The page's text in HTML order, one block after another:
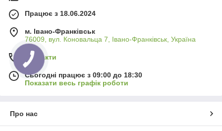
Працює з 18.06.2024
м. Івано-Франківськ
76009, вул. Коновальца 7, Івано-Франківськ, Україна
Контакти
Сьогодні працює з 09:00 до 18:30
Показати весь графік роботи
Про нас